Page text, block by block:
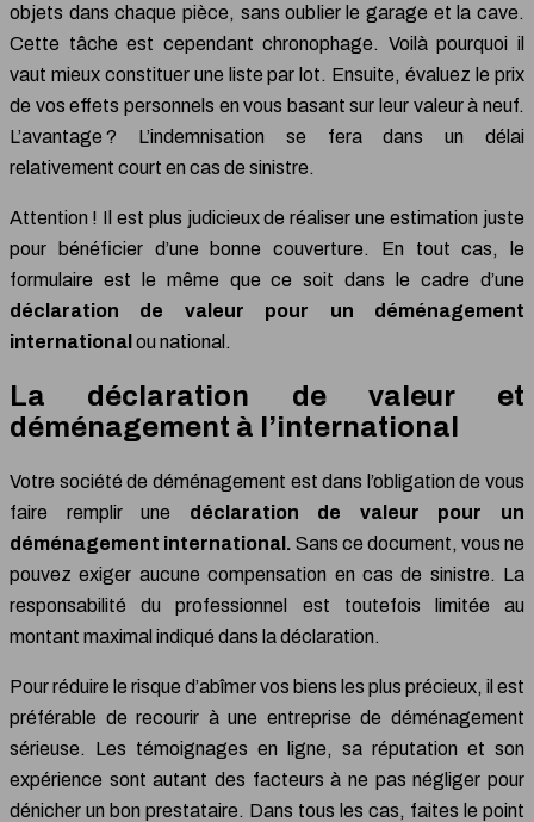
objets dans chaque pièce, sans oublier le garage et la cave.
Cette tâche est cependant chronophage. Voilà pourquoi il
vaut mieux constituer une liste par lot. Ensuite, évaluez le prix
de vos effets personnels en vous basant sur leur valeur à neuf.
L’avantage ? L’indemnisation se fera dans un délai
relativement court en cas de sinistre.
Attention ! Il est plus judicieux de réaliser une estimation juste
pour bénéficier d’une bonne couverture. En tout cas, le
formulaire est le même que ce soit dans le cadre d’une
déclaration de valeur pour un déménagement
international ou national.
La déclaration de valeur et
déménagement à l’international
Votre société de déménagement est dans l’obligation de vous
faire remplir une déclaration de valeur pour un
déménagement international. Sans ce document, vous ne
pouvez exiger aucune compensation en cas de sinistre. La
responsabilité du professionnel est toutefois limitée au
montant maximal indiqué dans la déclaration.
Pour réduire le risque d’abîmer vos biens les plus précieux, il est
préférable de recourir à une entreprise de déménagement
sérieuse. Les témoignages en ligne, sa réputation et son
expérience sont autant des facteurs à ne pas négliger pour
dénicher un bon prestataire. Dans tous les cas, faites le point